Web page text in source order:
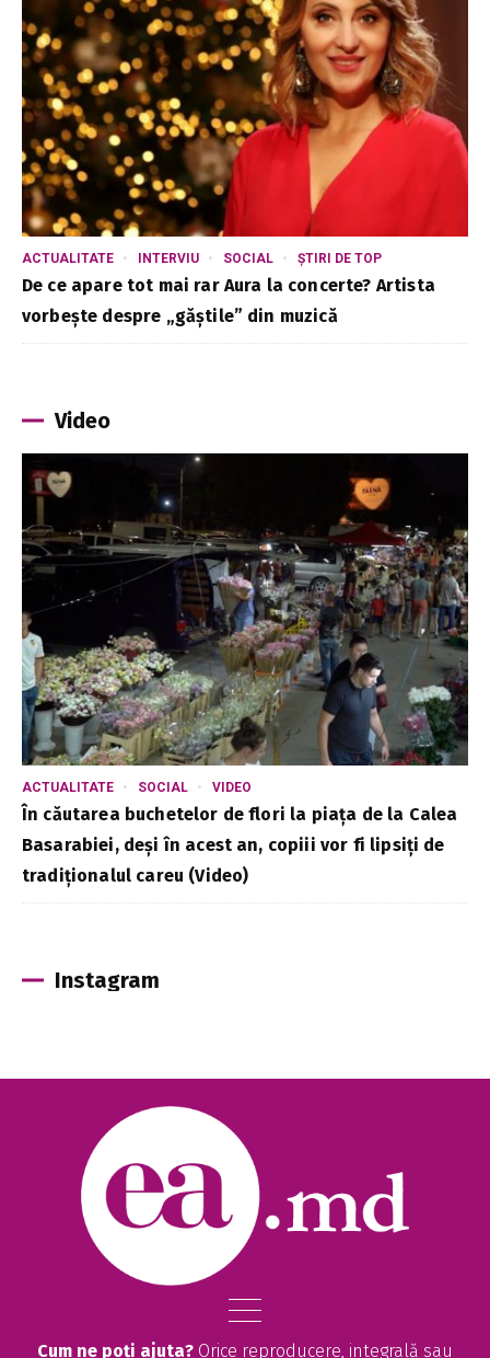
ACTUALITATE INTERVIU SOCIAL ȘTIRI DE TOP
De ce apare tot mai rar Aura la concerte? Artista
vorbește despre „găștile” din muzică
Video
ACTUALITATE SOCIAL VIDEO
În căutarea buchetelor de flori la piața de la Calea
Basarabiei, deși în acest an, copiii vor fi lipsiți de
tradiționalul careu (Video)
Instagram
Cum ne poți ajuta? Orice reproducere, integrală sau